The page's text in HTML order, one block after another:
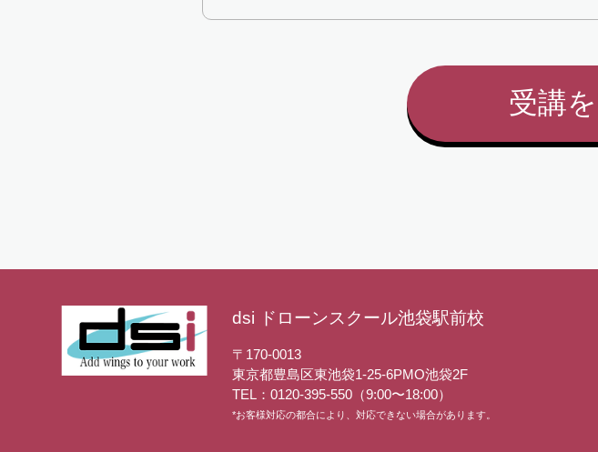
dsi ドローンスクール池袋駅前校
〒170-0013
東京都豊島区東池袋1-25-6PMO池袋2F
TEL：0120-395-550（9:00〜18:00）
*お客様対応の都合により、対応できない場合があります。